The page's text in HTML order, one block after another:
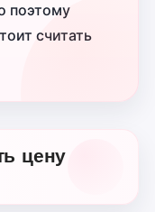
поэтому
считать
цену